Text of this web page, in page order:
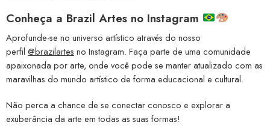
Conheça a Brazil Artes no Instagram
Aprofunde-se no universo artístico através do nosso
perfil @brazilartes no Instagram. Faça parte de uma comunidade
apaixonada por arte, onde você pode se manter atualizado com as
maravilhas do mundo artístico de forma educacional e cultural.
Não perca a chance de se conectar conosco e explorar a
exuberância da arte em todas as suas formas!